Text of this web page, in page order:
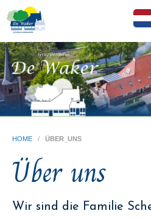
HOME / ÜBER_UNS
Über uns
Wir sind die Familie